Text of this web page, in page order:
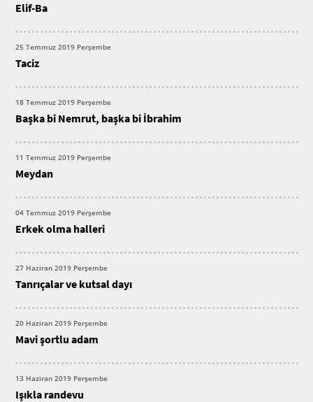
Elif-Ba
25 Temmuz 2019 Perşembe
Taciz
18 Temmuz 2019 Perşembe
Başka bi Nemrut, başka bi İbrahim
11 Temmuz 2019 Perşembe
Meydan
04 Temmuz 2019 Perşembe
Erkek olma halleri
27 Haziran 2019 Perşembe
Tanrıçalar ve kutsal dayı
20 Haziran 2019 Perşembe
Mavi şortlu adam
13 Haziran 2019 Perşembe
Işıkla randevu